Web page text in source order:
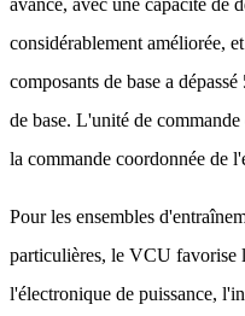
avancé, avec une capacité de
considérablement améliorée,
composants de base a
de base. L'unité de
la commande coordonnée de
Pour les ensembles
particulières, le VCU favorise
l'électronique de puissance,